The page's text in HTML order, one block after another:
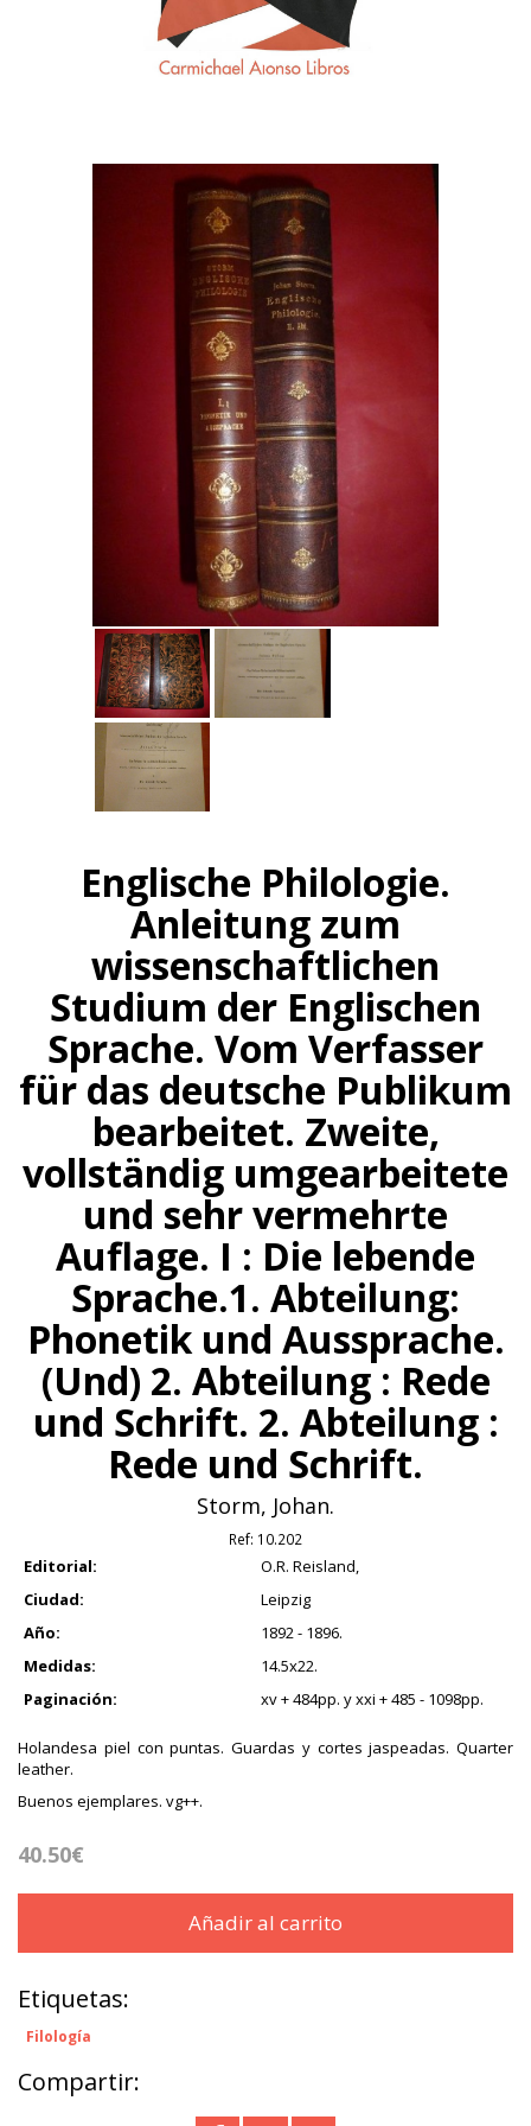
Englische Philologie.
Anleitung zum
wissenschaftlichen
Studium der Englischen
Sprache. Vom Verfasser
für das deutsche Publikum
bearbeitet. Zweite,
vollständig umgearbeitete
und sehr vermehrte
Auflage. I : Die lebende
Sprache.1. Abteilung:
Phonetik und Aussprache.
(Und) 2. Abteilung : Rede
und Schrift. 2. Abteilung :
Rede und Schrift.
Storm, Johan.
Ref: 10.202
Editorial:
O.R. Reisland,
Ciudad:
Leipzig
Año:
1892 - 1896.
Medidas:
14.5x22.
Paginación:
xv + 484pp. y xxi + 485 - 1098pp.
Holandesa piel con puntas. Guardas y cortes jaspeadas. Quarter
leather.
Buenos ejemplares. vg++.
40.50€
Añadir al carrito
Etiquetas:
Filología
Compartir: